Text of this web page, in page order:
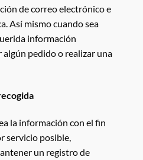
de correo electrónico e
Así mismo cuando sea
información
algún pedido o realizar una
la información con el fin
servicio posible,
un registro de